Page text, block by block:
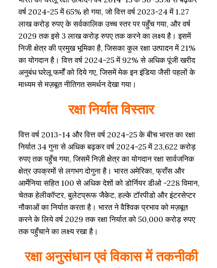
वर्ष 2024-25 में 65% हो गया, जो वित्त वर्ष 2023-24 में 1.27
लाख करोड़ रुपए के सर्वकालिक उच्च स्तर पर पहुँच गया, और वर्ष
2029 तक इसे 3 लाख करोड़ रुपए तक करने का लक्ष्य है। इसमें
निजी क्षेत्र की प्रमुख भूमिका है, जिसका कुल रक्षा उत्पादन में 21%
का योगदान है। वित्त वर्ष 2024-25 में 92% से अधिक पूंजी खरीद
अनुबंध घरेलू फर्मों को दिये गए, जिसमें मेक इन इंडिया जैसी पहलों के
माध्यम से मज़बूत नीतिगत समर्थन देखा गया।
रक्षा निर्यात विस्तार
वित्त वर्ष 2013-14 और वित्त वर्ष 2024-25 के बीच भारत का रक्षा
निर्यात 34 गुना से अधिक बढ़कर वर्ष 2024-25 में 23,622 करोड़
रुपए तक पहुँच गया, जिसमें निज़ी क्षेत्र का योगदान रक्षा सार्वजनिक
क्षेत्र उपक्रमों से लगभग दोगुना है। भारत अमेरिका, फ्राँस और
आर्मेनिया सहित 100 से अधिक देशों को डोर्नियर डीओ -228 विमान,
चेतक हेलीकॉप्टर, बुलेटप्रूफ जैकेट, हल्के टॉरपीडो और इंटरसेप्टर
नौकाओं का निर्यात करता है। भारत ने वैश्विक प्रभाव को मज़बूत
करने के लिये वर्ष 2029 तक रक्षा निर्यात को 50,000 करोड़ रुपए
तक पहुँचाने का लक्ष्य रखा है।
रक्षा अनुसंधान एवं विकास में तकनीकी